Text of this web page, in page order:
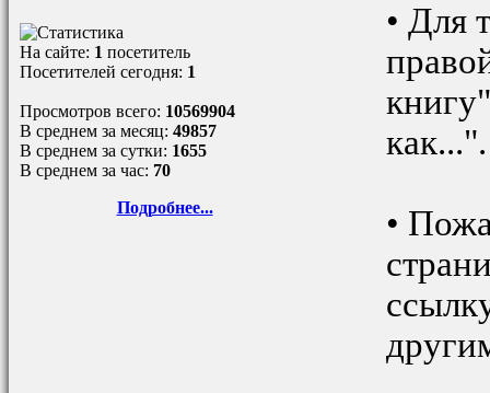
На сайте: 1 посетитель
Посетителей сегодня: 1
Просмотров всего: 10569904
В среднем за месяц: 49857
В среднем за сутки: 1655
В среднем за час: 70
Подробнее...
• Для
как...".
•